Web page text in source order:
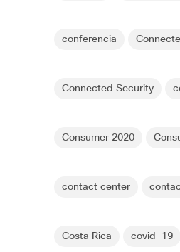
conferencia
Connected Security
Consumer 2020
contact center
Costa Rica covid-19